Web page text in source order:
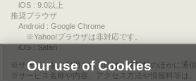
iOS : 9.0以上
推奨ブラウザ
Android : Google Chrome
※Yahoo!ブラウザは非対応です。
iOS : Safari
サービスをご利用されるには、情報料のほかに通
サービス名称や内容、アクセス方法や情報料等は
Our use of Cookies